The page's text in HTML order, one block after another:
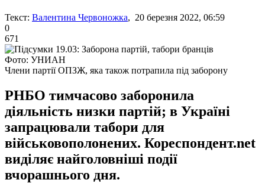
Текст: Валентина Червоножка, 20 березня 2022, 06:59
0
671
Фото: УНИАН
Члени партії ОПЗЖ, яка також потрапила під заборону
РНБО тимчасово заборонила
діяльність низки партій; в Україні
запрацювали табори для
військовополонених. Кореспондент.net
виділяє найголовніші події
вчорашнього дня.